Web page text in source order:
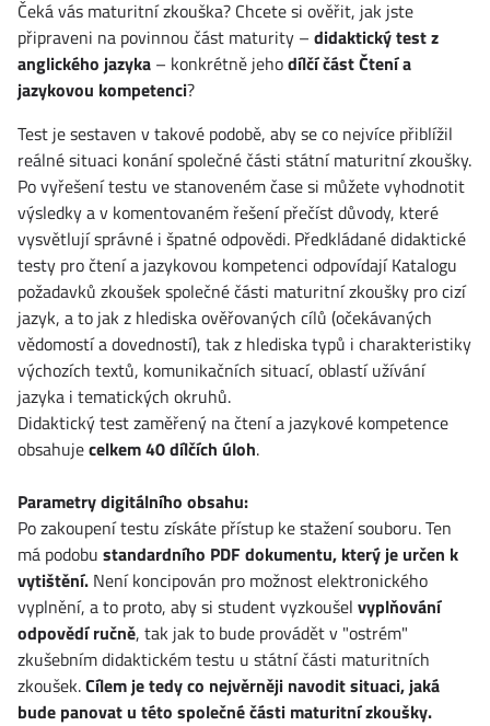
Čeká vás maturitní zkouška? Chcete si ověřit, jak jste
připraveni na povinnou část maturity – didaktický test z
anglického jazyka – konkrétně jehodílčí část Čtení a
jazykovou kompetenci?
Test je sestaven v takové podobě, aby se co nejvíce přiblížil
reálné situaci konání společné části státní maturitní zkoušky.
Po vyřešení testu ve stanoveném čase si můžete vyhodnotit
výsledky a v komentovaném řešení přečíst důvody, které
vysvětlují správné i špatné odpovědi. Předkládané didaktické
testy pro čtení a jazykovou kompetenci odpovídají Katalogu
požadavků zkoušek společné části maturitní zkoušky pro cizí
jazyk, a to jak z hlediska ověřovaných cílů (očekávaných
vědomostí a dovedností), tak z hlediska typů i charakteristiky
výchozích textů, komunikačních situací, oblastí užívání
jazyka i tematických okruhů.
Didaktický test zaměřený na čtení a jazykové kompetence
obsahujecelkem 40 dílčích úloh.
Parametry digitálního obsahu:
Po zakoupení testu získáte přístup ke stažení souboru. Ten
má podobu standardního PDF dokumentu, který je určen k
vytištění. Není koncipován pro možnost elektronického
vyplnění, a to proto, aby si student vyzkoušel vyplňování
odpovědí ručně, tak jak to bude provádět v "ostrém"
zkušebním didaktickém testu u státní části maturitních
zkoušek.Cílem je tedy co nejvěrněji navodit situaci, jaká
bude panovat u této společné části maturitní zkoušky.